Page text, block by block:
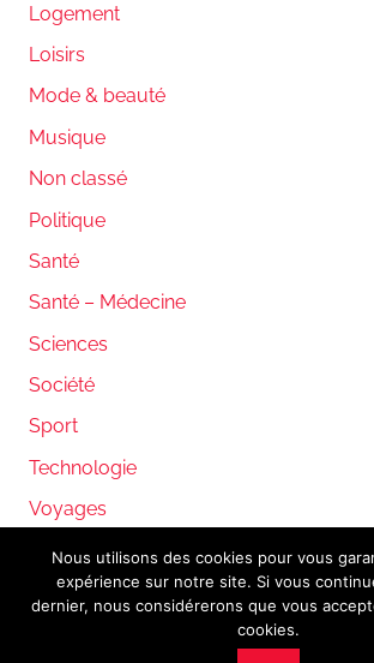
Logement
Loisirs
Mode & beauté
Musique
Non classé
Politique
Santé
Santé – Médecine
Sciences
Société
Sport
Technologie
Voyages
WordPress Theme: Donovan by
Nous utilisons des cookies pour vous
expérience sur notre site. Si vous
dernier, nous considérerons que vous
cookies.